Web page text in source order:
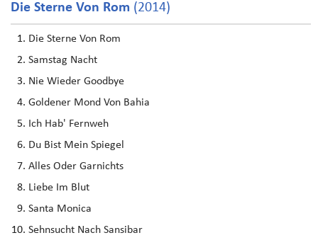
Die Sterne Von Rom (2014)
Die Sterne Von Rom
Samstag Nacht
Nie Wieder Goodbye
Goldener Mond Von Bahia
Ich Hab' Fernweh
Du Bist Mein Spiegel
Alles Oder Garnichts
Liebe Im Blut
Santa Monica
Sehnsucht Nach Sansibar